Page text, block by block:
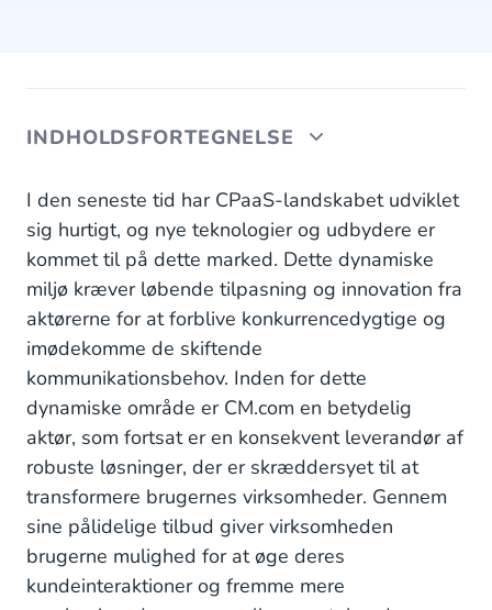
INDHOLDSFORTEGNELSE
CM.com's rejse fra kommunikations-API'er til
SaaS-baserede moduler
Mobile Marketing Cloud
Conversational AI Cloud
Mobile Service Cloud
I den seneste tid har CPaaS-landskabet udviklet
sig hurtigt, og nye teknologier og udbydere er
kommet til på dette marked. Dette dynamiske
miljø kræver løbende tilpasning og innovation fra
aktørerne for at forblive konkurrencedygtige og
imødekomme de skiftende
kommunikationsbehov. Inden for dette
dynamiske område er CM.com en betydelig
aktør, som fortsat er en konsekvent leverandør af
robuste løsninger, der er skræddersyet til at
transformere brugernes virksomheder. Gennem
sine pålidelige tilbud giver virksomheden
brugerne mulighed for at øge deres
kundeinteraktioner og fremme mere